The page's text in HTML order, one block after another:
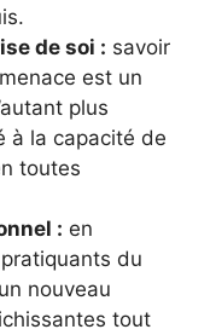
de soi : savoir
est un
plus
à la capacité de
toutes
: en
du
nouveau
tout